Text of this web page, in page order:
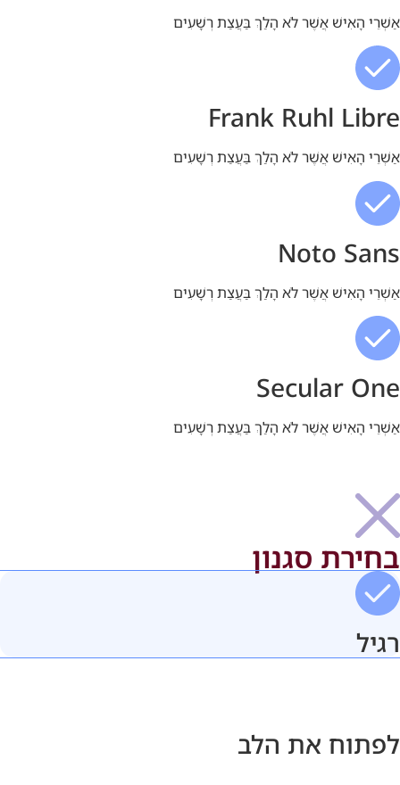
אַשְׁרֵי הָאִישׁ אֲשֶׁר לֹא הָלַךְ בַּעֲצַת רְשָׁעִים
Frank Ruhl Libre
אַשְׁרֵי הָאִישׁ אֲשֶׁר לֹא הָלַךְ בַּעֲצַת רְשָׁעִים
Noto Sans
אַשְׁרֵי הָאִישׁ אֲשֶׁר לֹא הָלַךְ בַּעֲצַת רְשָׁעִים
Secular One
אַשְׁרֵי הָאִישׁ אֲשֶׁר לֹא הָלַךְ בַּעֲצַת רְשָׁעִים
בחירת סגנון
רגיל
לפתוח את הלב